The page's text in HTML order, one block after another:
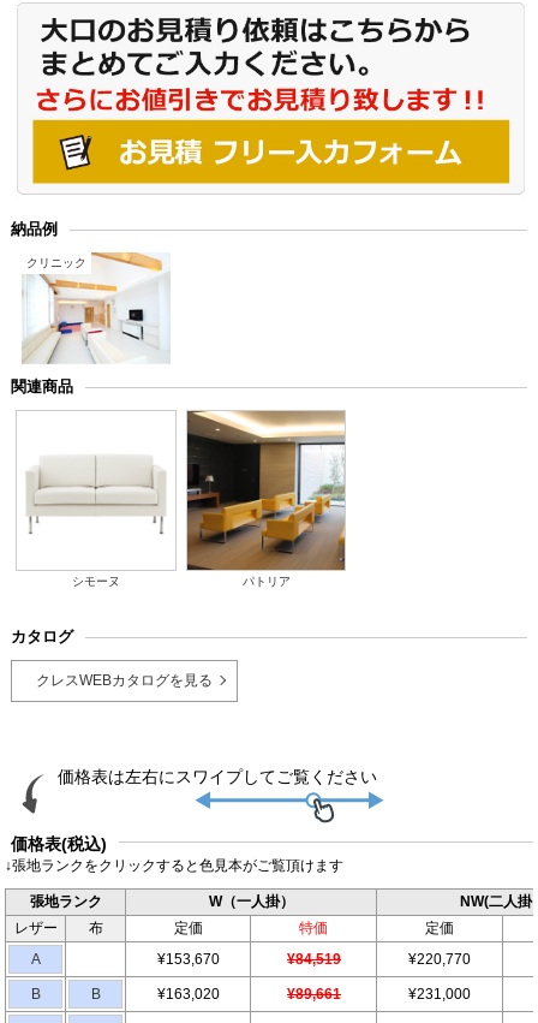
納品例
クリニック
関連商品
シモーヌ パトリア
カタログ
クレスWEBカタログを見る
価格表(税込)
↓張地ランクをクリックすると色見本がご覧頂けます
張地ランク W（一人掛）
NW(二人掛
レザー
布 定価 特価
定価
A
¥153,670 ¥84,519 ¥220,770
B B ¥163,020 ¥89,661 ¥231,000